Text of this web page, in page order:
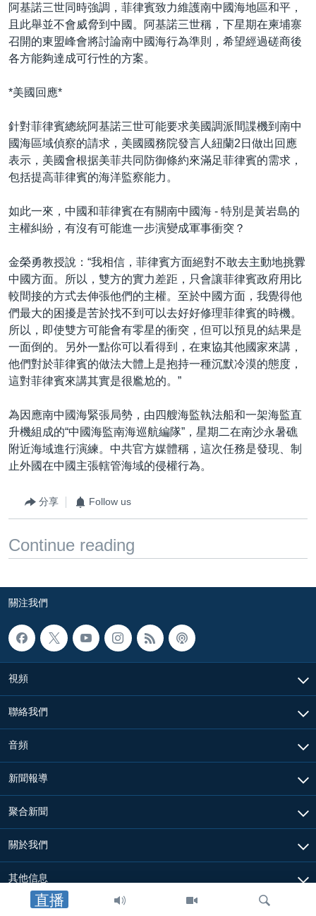
直播
阿基諾三世同時強調，菲律賓致力維護南中國海地區和平，
且此舉並不會威脅到中國。阿基諾三世稱，下星期在柬埔寨
召開的東盟峰會將討論南中國海行為準則，希望經過磋商後
各方能夠達成可行性的方案。
*美國回應*
針對菲律賓總統阿基諾三世可能要求美國調派間諜機到南中
國海區域偵察的請求，美國國務院發言人紐蘭2日做出回應
表示，美國會根据美菲共同防御條約來滿足菲律賓的需求，
包括提高菲律賓的海洋監察能力。
如此一來，中國和菲律賓在有關南中國海 - 特別是黃岩島的
主權糾紛，有沒有可能進一步演變成軍事衝突？
金榮勇教授說：“我相信，菲律賓方面絕對不敢去主動地挑釁
中國方面。所以，雙方的實力差距，只會讓菲律賓政府用比
較間接的方式去伸張他們的主權。至於中國方面，我覺得他
們最大的困擾是苦於找不到可以去好好修理菲律賓的時機。
所以，即使雙方可能會有零星的衝突，但可以預見的結果是
一面倒的。另外一點你可以看得到，在東協其他國家來講，
他們對於菲律賓的做法大體上是抱持一種沉默冷漠的態度，
這對菲律賓來講其實是很尷尬的。”
為因應南中國海緊張局勢，由四艘海監執法船和一架海監直
升機組成的“中國海監南海巡航編隊”，星期二在南沙永暑礁
附近海域進行演練。中共官方媒體稱，這次任務是發現、制
止外國在中國主張轄管海域的侵權行為。
分享 Follow us
Continue reading
關注我們
視頻
聯絡我們
音頻
新聞報導
聚合新聞
關於我們
其他信息